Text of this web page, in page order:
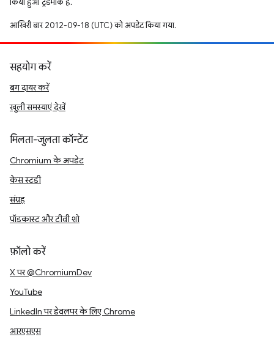
किया हुआ ट्रेडमार्क है.
आखिरी बार 2012-09-18 (UTC) को अपडेट किया गया.
सहयोग करें
बग दायर करें
खुली समस्याएं देखें
मिलता-जुलता कॉन्टेंट
Chromium के अपडेट
केस स्टडी
संग्रह
पॉडकास्ट और टीवी शो
फ़ॉलो करें
X पर @ChromiumDev
YouTube
LinkedIn पर डेवलपर के लिए Chrome
आरएसएस